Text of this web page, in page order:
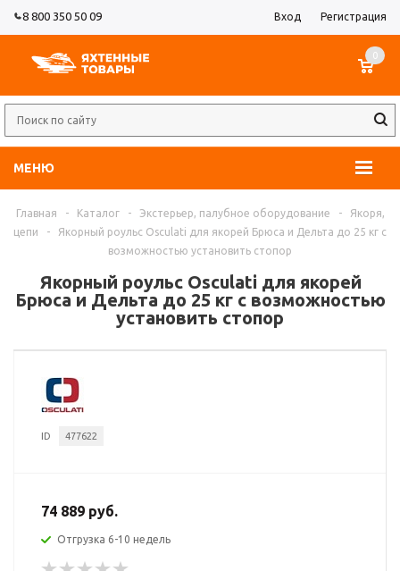
8 800 350 50 09 Вход Регистрация
МЕНЮ
0
Главная - Каталог - Экстерьер, палубное оборудование -
Якоря,
цепи
-
Якорный роульс Osculati для якорей Брюса и Дельта до 25 кг с
возможностью установить стопор
Якорный роульс Osculati для якорей
Брюса и Дельта до 25 кг с возможностью
установить стопор
ID 477622
74 889 руб.
Отгрузка 6-10 недель